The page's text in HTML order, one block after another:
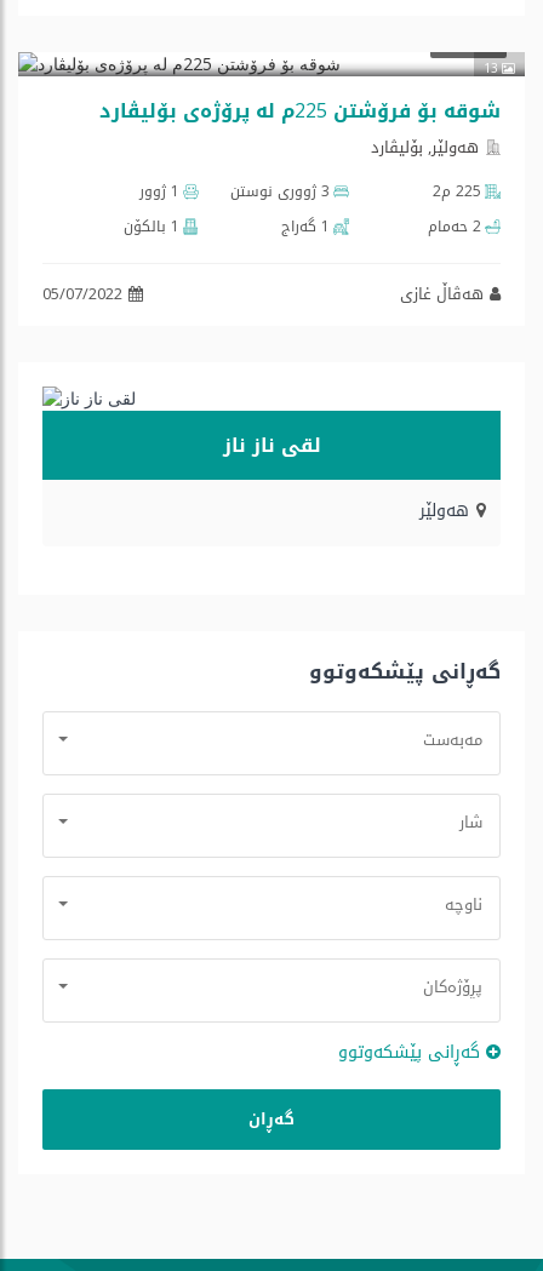
13
شوقە بۆ فرۆشتن 225م لە پرۆژەی بۆلیڤارد
هه‌ولێر, بۆلیڤارد
225 م2 3 ژووری نوستن
1 ژوور
2 حەمام
1 گه‌راج 1 بالكۆن
هەڤاڵ غازی 05/07/2022
لقی ناز ناز
هه‌ولێر
گه‌ڕانی پێشكه‌وتوو
مه‌به‌ست
شار
ناوچە
پڕۆژه‌كان
گه‌ڕانی پێشكه‌وتوو